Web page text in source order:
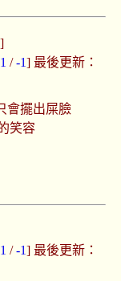
]
/-1] 最後更新：
會擺出屎臉
笑容
/-1] 最後更新：